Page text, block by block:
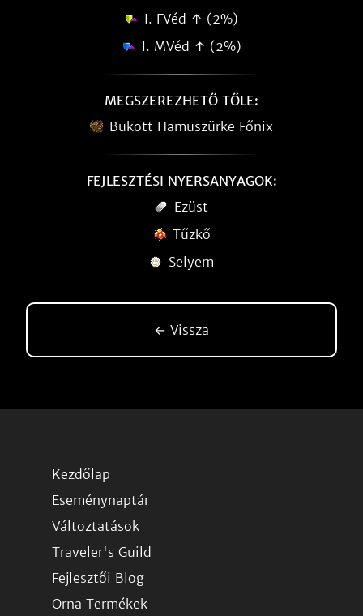
I. FVéd ↑ (2%)
I. MVéd ↑ (2%)
MEGSZEREZHETŐ TŐLE:
Bukott Hamuszürke Főnix
FEJLESZTÉSI NYERSANYAGOK:
Ezüst
Tűzkő
Selyem
← Vissza
Kezdőlap
Eseménynaptár
Változtatások
Traveler's Guild
Fejlesztői Blog
Orna Termékek